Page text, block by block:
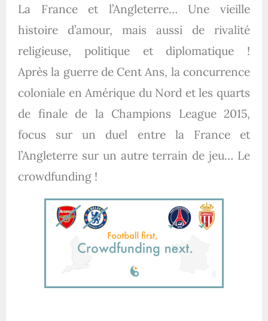
La France et l’Angleterre… Une vieille
histoire d’amour, mais aussi de rivalité
religieuse, politique et diplomatique !
Après la guerre de Cent Ans, la concurrence
coloniale en Amérique du Nord et les quarts
de finale de la Champions League 2015,
focus sur un duel entre la France et
l’Angleterre sur un autre terrain de jeu… Le
crowdfunding !